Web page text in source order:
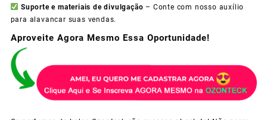
Suporte e materiais de divulgação – Conte com nosso auxílio
para alavancar suas vendas.
Aproveite Agora Mesmo Essa Oportunidade!